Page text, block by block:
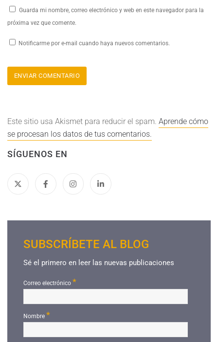
Guarda mi nombre, correo electrónico y web en este navegador para la
próxima vez que comente.
Notificarme por e-mail cuando haya nuevos comentarios.
Este sitio usa Akismet para reducir el spam. Aprende cómo
se procesan los datos de tus comentarios.
SÍGUENOS EN
SUBSCRÍBETE AL BLOG
Sé el primero en leer las nuevas publicaciones
Correo electrónico *
Nombre*